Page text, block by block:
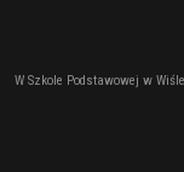
W Szkole Podstawowej w